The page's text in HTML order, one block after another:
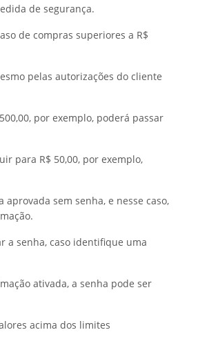
de segurança.
de compras superiores a R$
pelas autorizações do cliente
por exemplo, poderá passar
para R$ 50,00, por exemplo,
sem senha, e nesse caso,
a senha, caso identifique uma
ativada, a senha pode ser
acima dos limites